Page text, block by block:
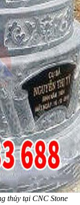
thủy tại CNC Stone